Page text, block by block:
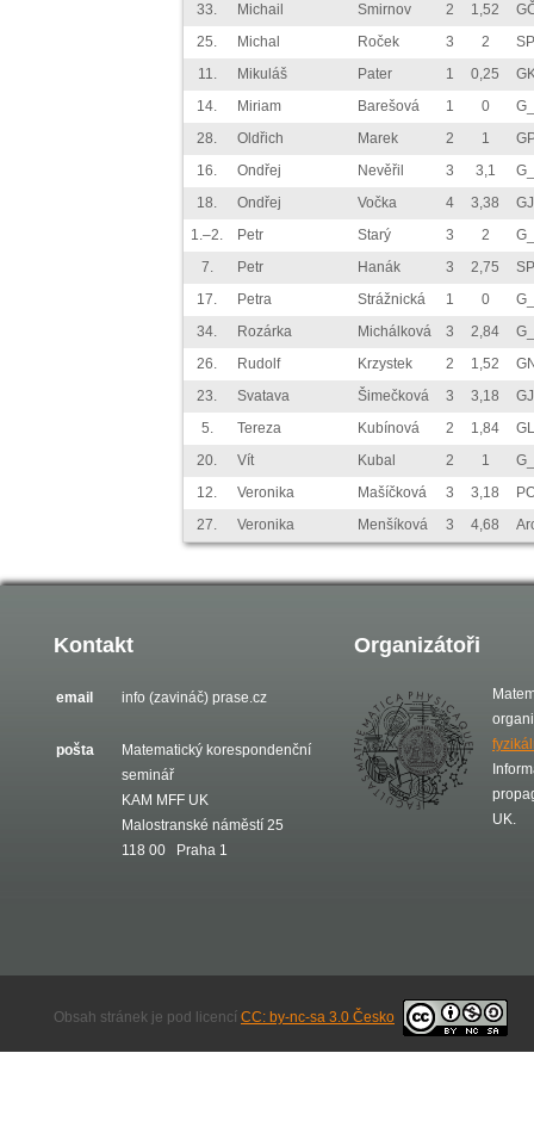
33.
Michail Smirnov 2 1,52
25.
Michal Roček 3 2
11.
Mikuláš Pater 1 0,25
14.
Miriam Barešová 1 0
28.
Oldřich Marek 2 1
16.
Ondřej Nevěřil 3 3,1
18.
Ondřej Vočka 4 3,38
1.–2.
Petr Starý 3 2
7.
Petr Hanák 3 2,75
17.
Petra Strážnická 1 0
34.
Rozárka Michálková 3 2,84
26.
Rudolf Krzystek 2 1,52
23.
Svatava Šimečková 3 3,18
5.
Tereza Kubínová 2 1,84
20.
Vít Kubal 2 1
12.
Veronika Mašíčková 3 3,18
27.
Veronika Menšíková 3 4,68
Kontakt
email info (zavináč) prase.cz
pošta
Matematický korespondenční
seminář
KAM MFF UK
Malostranské náměstí 25
118 00 Praha 1
Organizátoři
UK.
Obsah stránek je pod licencí CC: by-nc-sa 3.0 Česko